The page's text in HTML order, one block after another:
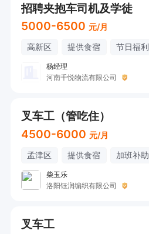
招聘夹抱车司机及学徒
5000-6500 元/月
高新区 提供食宿 节日福利
杨经理
河南千悦物流有限公司
叉车工（管吃住）
4500-6000 元/月
孟津区 提供食宿 加班补助
柴玉乐
洛阳钰润编织有限公司
叉车工